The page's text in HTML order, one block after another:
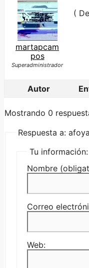
martapcam
pos
Superadministrador
(
Autor
Mostrando 0
Respuesta a:
Tu información:
Nombre
Correo
Web: